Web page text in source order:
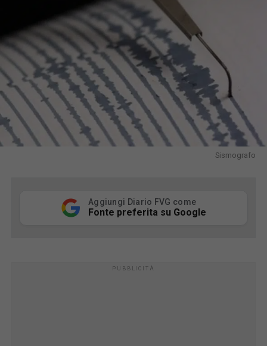
Sismografo
Aggiungi Diario FVG come
Fonte preferita su Google